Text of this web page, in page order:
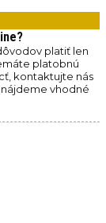
platiť len
platobnú
kontaktujte nás
vhodné